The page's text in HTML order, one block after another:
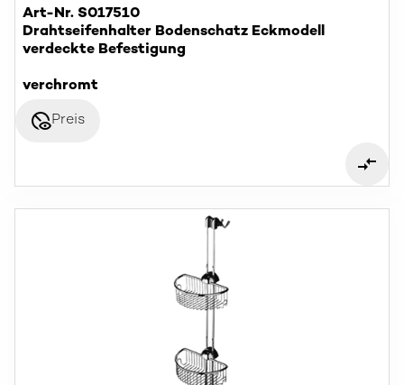
Art-Nr. S017510
Drahtseifenhalter Bodenschatz Eckmodell
verdeckte Befestigung
verchromt
disabled_visiblePreis